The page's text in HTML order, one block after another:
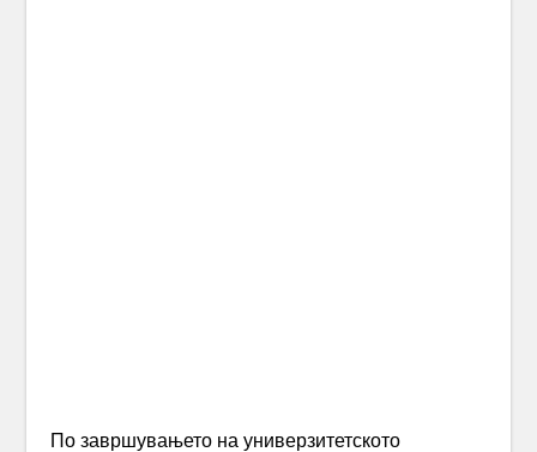
По завршувањето на универзитетското